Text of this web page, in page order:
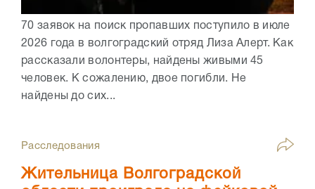
70 заявок на поиск пропавших поступило в июле
2026 года в волгоградский отряд Лиза Алерт. Как
рассказали волонтеры, найдены живыми 45
человек. К сожалению, двое погибли. Не
найдены до сих...
Расследования
Жительница Волгоградской